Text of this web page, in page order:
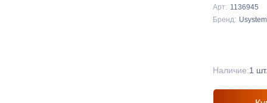
Арт: 1136945
Бренд:
Наличие:1 шт.